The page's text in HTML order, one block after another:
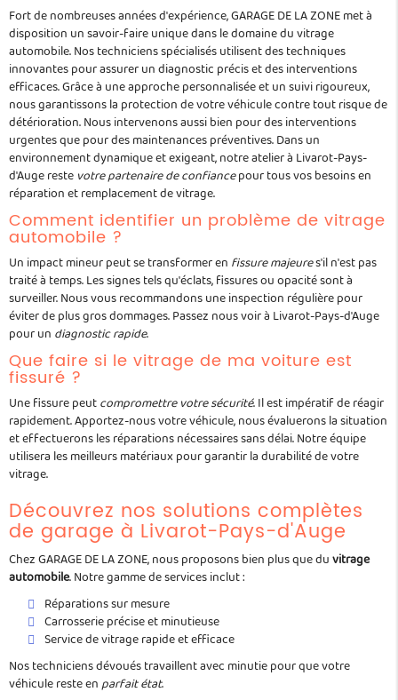
Fort de nombreuses années d'expérience, GARAGE DE LA ZONE met à
disposition un savoir-faire unique dans le domaine du vitrage
automobile. Nos techniciens spécialisés utilisent des techniques
innovantes pour assurer un diagnostic précis et des interventions
efficaces. Grâce à une approche personnalisée et un suivi rigoureux,
nous garantissons la protection de votre véhicule contre tout risque de
détérioration. Nous intervenons aussi bien pour des interventions
urgentes que pour des maintenances préventives. Dans un
environnement dynamique et exigeant, notre atelier à Livarot-Pays-
d'Auge reste votre partenaire de confiancepour tous vos besoins en
réparation et remplacement de vitrage.
Comment identifier un problème de vitrage
automobile ?
Un impact mineur peut se transformer en fissure majeures'il n'est pas
traité à temps. Les signes tels qu'éclats, fissures ou opacité sont à
surveiller. Nous vous recommandons une inspection régulière pour
éviter de plus gros dommages. Passez nous voir à Livarot-Pays-d'Auge
pour un diagnostic rapide.
Que faire si le vitrage de ma voiture est
fissuré ?
Une fissure peutcompromettre votre sécurité. Il est impératif de réagir
rapidement. Apportez-nous votre véhicule, nous évaluerons la situation
et effectuerons les réparations nécessaires sans délai. Notre équipe
utilisera les meilleurs matériaux pour garantir la durabilité de votre
vitrage.
Découvrez nos solutions complètes
de garage à Livarot-Pays-d'Auge
Chez GARAGE DE LA ZONE, nous proposons bien plus que duvitrage
automobile. Notre gamme de services inclut :
Réparations sur mesure
Carrosserie précise et minutieuse
Service de vitrage rapide et efficace
Nos techniciens dévoués travaillent avec minutie pour que votre
véhicule reste enparfait état.